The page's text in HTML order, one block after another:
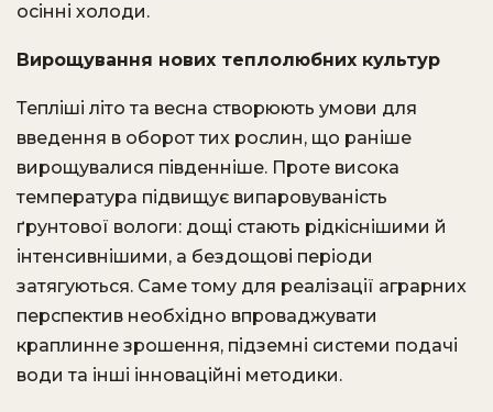
осінні холоди.
Вирощування нових теплолюбних культур
Тепліші літо та весна створюють умови для
введення в оборот тих рослин, що раніше
вирощувалися південніше. Проте висока
температура підвищує випаровуваність
ґрунтової вологи: дощі стають рідкіснішими й
інтенсивнішими, а бездощові періоди
затягуються. Саме тому для реалізації аграрних
перспектив необхідно впроваджувати
краплинне зрошення, підземні системи подачі
води та інші інноваційні методики.